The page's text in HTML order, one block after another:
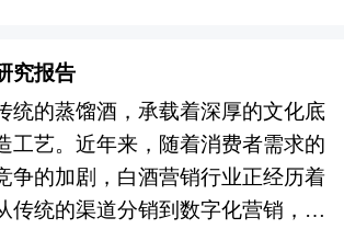
究报告
统的蒸馏酒，承载着深厚的文化底
工艺。近年来，随着消费者需求的
争的加剧，白酒营销行业正经历着
传统的渠道分销到数字化营销，从